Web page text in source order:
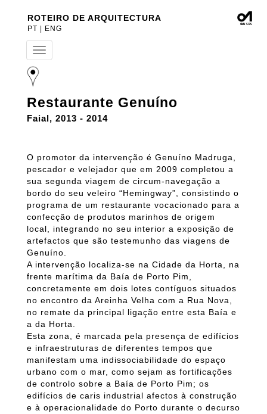
ROTEIRO DE ARQUITECTURA
PT ENG
T
o
g
e
n
g
a
t
i
n
Restaurante Genuíno
Faial, 2013 - 2014
O promotor da intervenção é Genuíno Madruga,
pescador e velejador que em 2009 completou a
sua segunda viagem de circum-navegação a
bordo do seu veleiro “Hemingway”, consistindo o
programa de um restaurante vocacionado para a
confecção de produtos marinhos de origem
local, integrando no seu interior a exposição de
artefactos que são testemunho das viagens de
Genuíno.
A intervenção localiza-se na Cidade da Horta, na
frente marítima da Baía de Porto Pim,
concretamente em dois lotes contíguos situados
no encontro da Areinha Velha com a Rua Nova,
no remate da principal ligação entre esta Baía e
a da Horta.
Esta zona, é marcada pela presença de edifícios
e infraestruturas de diferentes tempos que
manifestam uma indissociabilidade do espaço
urbano com o mar, como sejam as fortificações
de controlo sobre a Baía de Porto Pim; os
edifícios de caris industrial afectos à construção
e à operacionalidade do Porto durante o decurso